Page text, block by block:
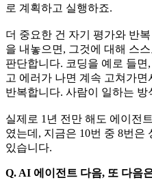
로 계획하고 실행하죠.
더 중요한 건 자기 평가와 반
을 내놓으면, 그것에 대해 스
판단합니다. 코딩을 예로 들
고 에러가 나면 계속 고쳐가면
반복합니다. 사람이 일하는 방
실제로 1년 전만 해도 에이전
였는데, 지금은 10번 중 8번은
있습니다.
Q. AI 에이전트 다음, 또 다음